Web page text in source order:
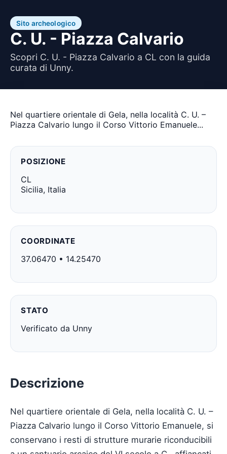
Sito archeologico
C. U. - Piazza Calvario
Scopri C. U. - Piazza Calvario a CL con la guida
curata di Unny.
Nel quartiere orientale di Gela, nella località C. U. –
Piazza Calvario lungo il Corso Vittorio Emanuele...
POSIZIONE
CL
Sicilia, Italia
COORDINATE
37.06470 • 14.25470
STATO
Verificato da Unny
Descrizione
Nel quartiere orientale di Gela, nella località C. U. –
Piazza Calvario lungo il Corso Vittorio Emanuele, si
conservano i resti di strutture murarie riconducibili